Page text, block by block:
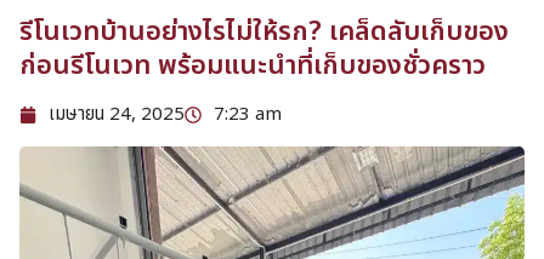
รีโนเวทบ้านอย่างไรไม่ให้รก? เคล็ดลับเก็บของ
ก่อนรีโนเวท พร้อมแนะนำที่เก็บของชั่วคราว
เมษายน 24, 2025 7:23 am